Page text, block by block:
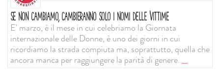
SE NON CAMBIAMO, CAMBIERANNO SOLO I NOMI DELLE VITTIME
E' marzo, è il mese in cui celebriamo la Giornata
internazionale delle Donne, è uno dei giorni in cui
ricordiamo la strada compiuta ma, soprattutto, quella che
ancora manca per raggiungere la parità di genere. ...